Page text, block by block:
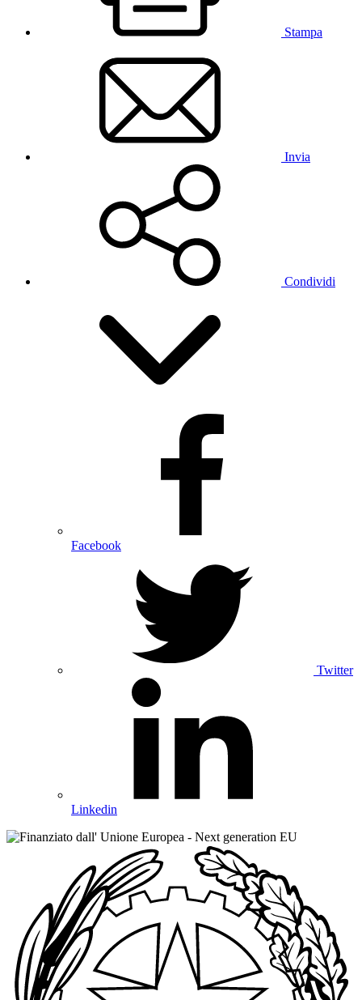
Stampa
Invia
Condividi
Facebook
Twitter
Linkedin